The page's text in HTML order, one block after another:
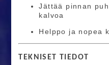
Jättää pinnan
kalvoa
Helppo ja nopea
TEKNISET TIEDOT